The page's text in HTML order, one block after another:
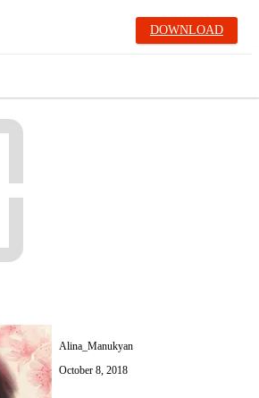
DOWNLOAD
Alina_Manukyan
October 8, 2018